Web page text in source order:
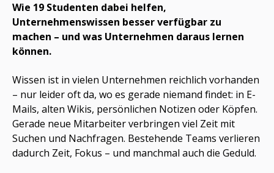
Wie 19 Studenten dabei helfen,
Unternehmenswissen besser verfügbar zu
machen – und was Unternehmen daraus lernen
können.
Wissen ist in vielen Unternehmen reichlich vorhanden
– nur leider oft da, wo es gerade niemand findet: in E-
Mails, alten Wikis, persönlichen Notizen oder Köpfen.
Gerade neue Mitarbeiter verbringen viel Zeit mit
Suchen und Nachfragen. Bestehende Teams verlieren
dadurch Zeit, Fokus – und manchmal auch die Geduld.